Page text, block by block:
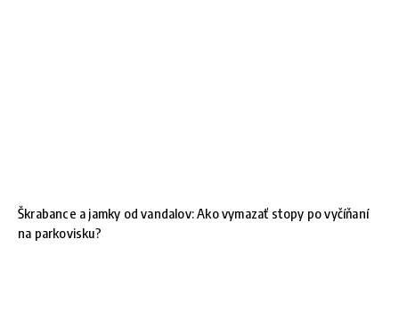
Škrabance a jamky od vandalov: Ako vymazať stopy po vyčíňaní
na parkovisku?